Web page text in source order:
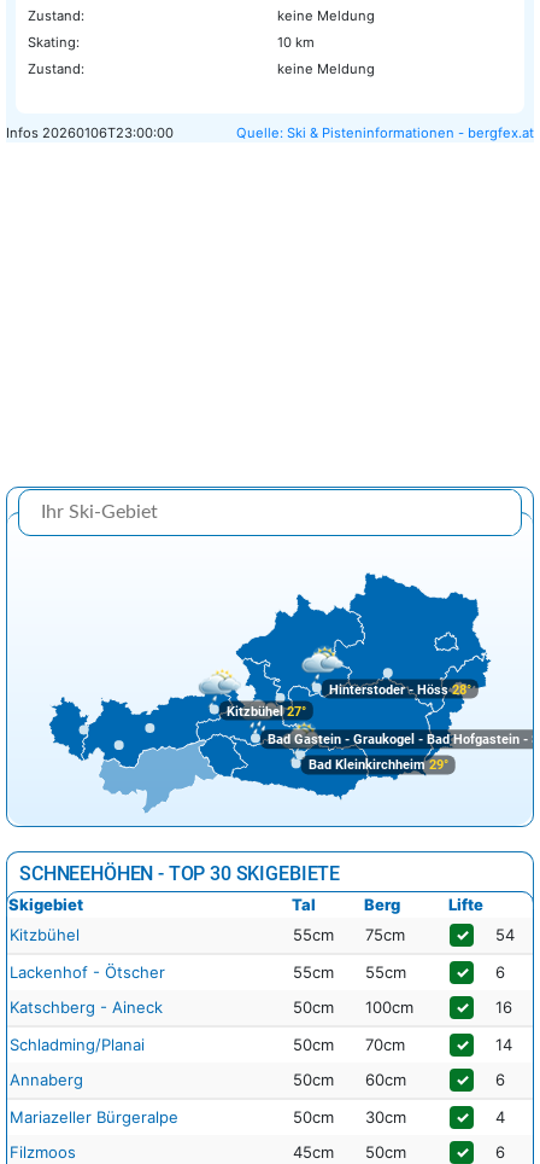
Zustand:
keine Meldung
Skating:
10 km
Zustand:
keine Meldung
Infos 20260106T23:00:00 Quelle: Ski & Pisteninformationen - bergfex.at
Bad Gastein - Graukogel - Bad Hofgastein -
Hinterstoder - Höss28°
Bad Kleinkirchheim29°
Kitzbühel27°
SCHNEEHÖHEN - TOP 30 SKIGEBIETE
Skigebiet Tal Berg
Lifte
Kitzbühel
55cm 75cm ✓
54
Lackenhof - Ötscher
55cm 55cm ✓
6
Katschberg - Aineck
50cm 100cm ✓
16
Schladming/Planai
50cm 70cm ✓
14
Annaberg
50cm 60cm ✓
6
Mariazeller Bürgeralpe
50cm 30cm ✓
4
Filzmoos
45cm 50cm ✓
6